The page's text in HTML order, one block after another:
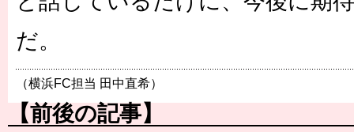
だ。
（横浜FC担当 田中直希）
【前後の記事】